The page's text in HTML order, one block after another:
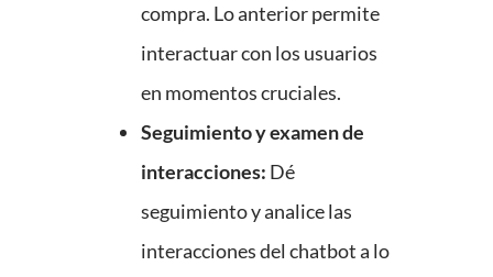
compra. Lo anterior permite
interactuar con los usuarios
en momentos cruciales.
Seguimiento y examen de
interacciones: Dé
seguimiento y analice las
interacciones del chatbot a lo